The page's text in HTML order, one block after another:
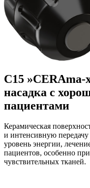
C15
насадка с
пациентами
Керамическая
и интенсивную
уровень энергии,
пациентов, особенно
чувствительных тканей.